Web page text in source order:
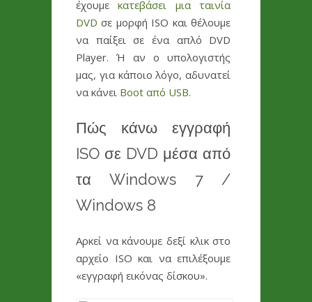
έχουμε κατεβάσει μια ταινία
DVD σε μορφή ISO και θέλουμε
να παίξει σε ένα απλό DVD
Player. Ή αν ο υπολογιστής
μας, για κάποιο λόγο, αδυνατεί
να κάνει Boot από USB.
Πώς κάνω εγγραφή
ISO σε DVD μέσα από
τα Windows 7 /
Windows 8
Αρκεί να κάνουμε δεξί κλικ στο
αρχείο ISO και να επιλέξουμε
«εγγραφή εικόνας δίσκου».